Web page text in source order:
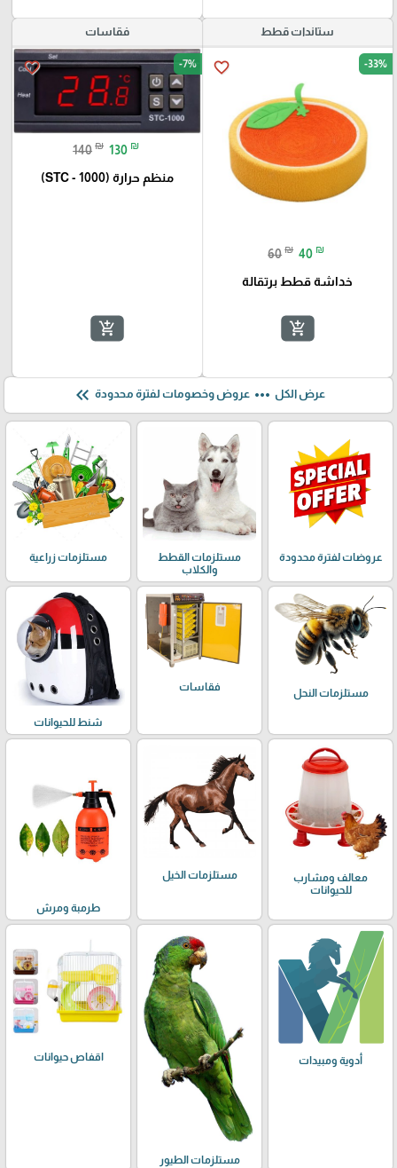
ستاندات قطط
favorite_border -33%
60 ₪ 40 ₪
خداشة قطط برتقالة
add_shopping_cart
فقاسات
favorite_border -7%
140 ₪ 130 ₪
منظم حرارة (STC - 1000)
add_shopping_cart
عرض الكل more_horiz عروض وخصومات لفترة محدودة keyboard_double_arrow_left
عروضات لفترة محدودة
مستلزمات القطط
والكلاب
مستلزمات زراعية
مستلزمات النحل
فقاسات
شنط للحيوانات
معالف ومشارب
للحيوانات
مستلزمات الخيل
طرمبة ومرش
أدوية ومبيدات
مستلزمات الطيور
اقفاص حيوانات